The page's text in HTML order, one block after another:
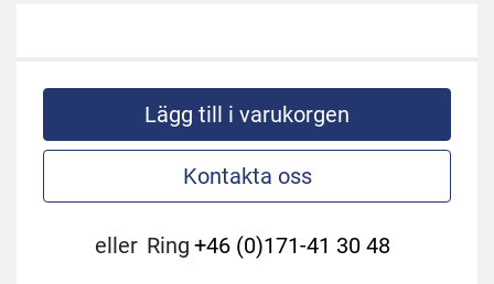
Lägg till i varukorgen
Kontakta oss
eller Ring +46 (0)171-41 30 48